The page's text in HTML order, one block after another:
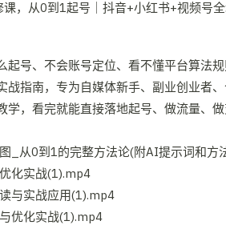
起号、不会账号定位、看不懂平台算法
战指南，专为自媒体新手、副业创业者
学，看完就能直接落地起号、做流量、做
_从0到1的完整方法论(附AI提示词和方
化实战(1).mp4
与实战应用(1).mp4
优化实战(1).mp4